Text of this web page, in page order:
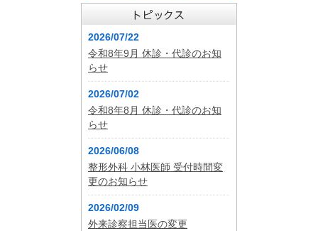
2026/07/22
令和8年9月 休診・代診のお知
らせ
2026/07/02
令和8年8月 休診・代診のお知
らせ
2026/06/08
整形外科 小林医師 受付時間変
更のお知らせ
2026/02/09
外来診察担当医の変更